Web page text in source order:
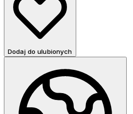
Dodaj do ulubionych